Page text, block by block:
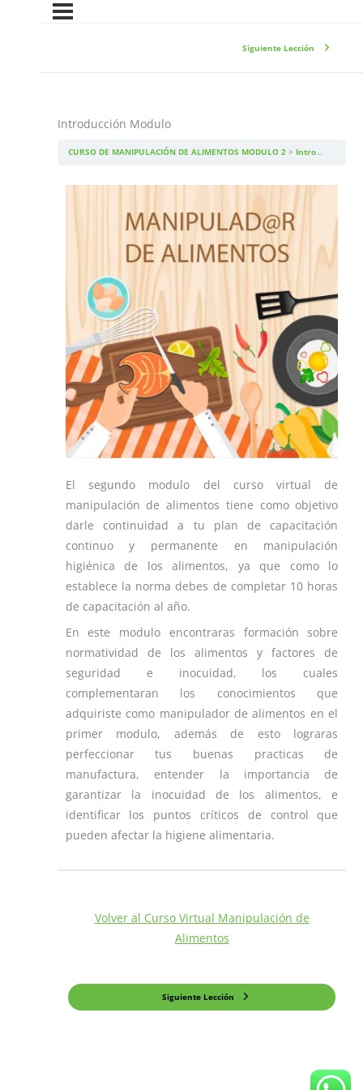
Siguiente Lección
Introducción Modulo
CURSO DE MANIPULACIÓN DE ALIMENTOS MODULO 2 Introducción Modulo
El segundo modulo del curso virtual de
manipulación de alimentos tiene como objetivo
darle continuidad a tu plan de capacitación
continuo y permanente en manipulación
higiénica de los alimentos, ya que como lo
establece la norma debes de completar 10 horas
de capacitación al año.
En este modulo encontraras formación sobre
normatividad de los alimentos y factores de
seguridad e inocuidad, los cuales
complementaran los conocimientos que
adquiriste como manipulador de alimentos en el
primer modulo, además de esto lograras
perfeccionar tus buenas practicas de
manufactura, entender la importancia de
garantizar la inocuidad de los alimentos, e
identificar los puntos críticos de control que
pueden afectar la higiene alimentaria.
Volver al Curso Virtual Manipulación de
Alimentos
Siguiente Lección